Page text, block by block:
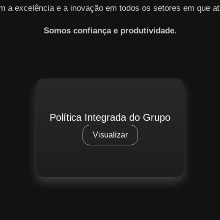
a excelência e a inovação em todos os setores em que
Somos confiança e produtividade.
Política Integrada do Grupo
Visualizar